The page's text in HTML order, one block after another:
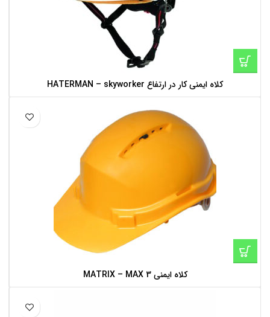
کلاه ایمنی کار در ارتفاع HATERMAN – skyworker
کلاه ایمنی MATRIX – MAX 3